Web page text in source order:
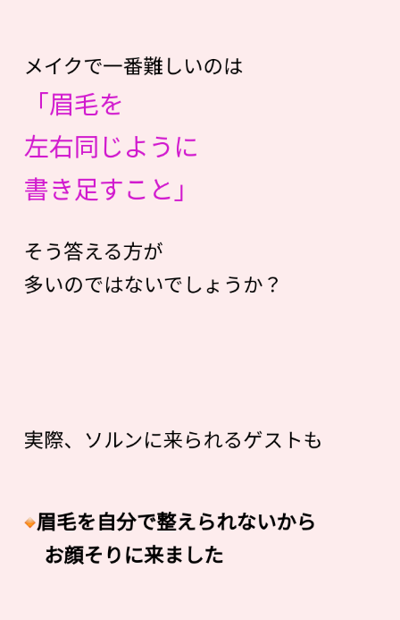
メイクで一番難しいのは
「眉毛を
左右同じように
書き足すこと」
そう答える方が
多いのではないでしょうか？
実際、ソルンに来られるゲストも
眉毛を自分で整えられないから
お顔そりに来ました